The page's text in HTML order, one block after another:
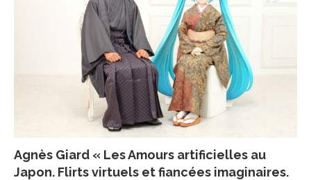
Agnès Giard « Les Amours artificielles au
Japon. Flirts virtuels et fiancées imaginaires.